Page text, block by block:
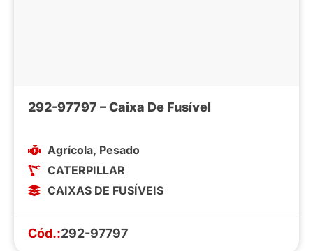
292-97797 – Caixa De Fusível
Agrícola, Pesado
CATERPILLAR
CAIXAS DE FUSÍVEIS
Cód.:292-97797